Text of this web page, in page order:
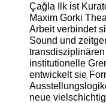
Çağla Ilk ist
Maxim Gorki
Arbeit verbindet
Sound und
institutionelle
entwickelt sie
neue